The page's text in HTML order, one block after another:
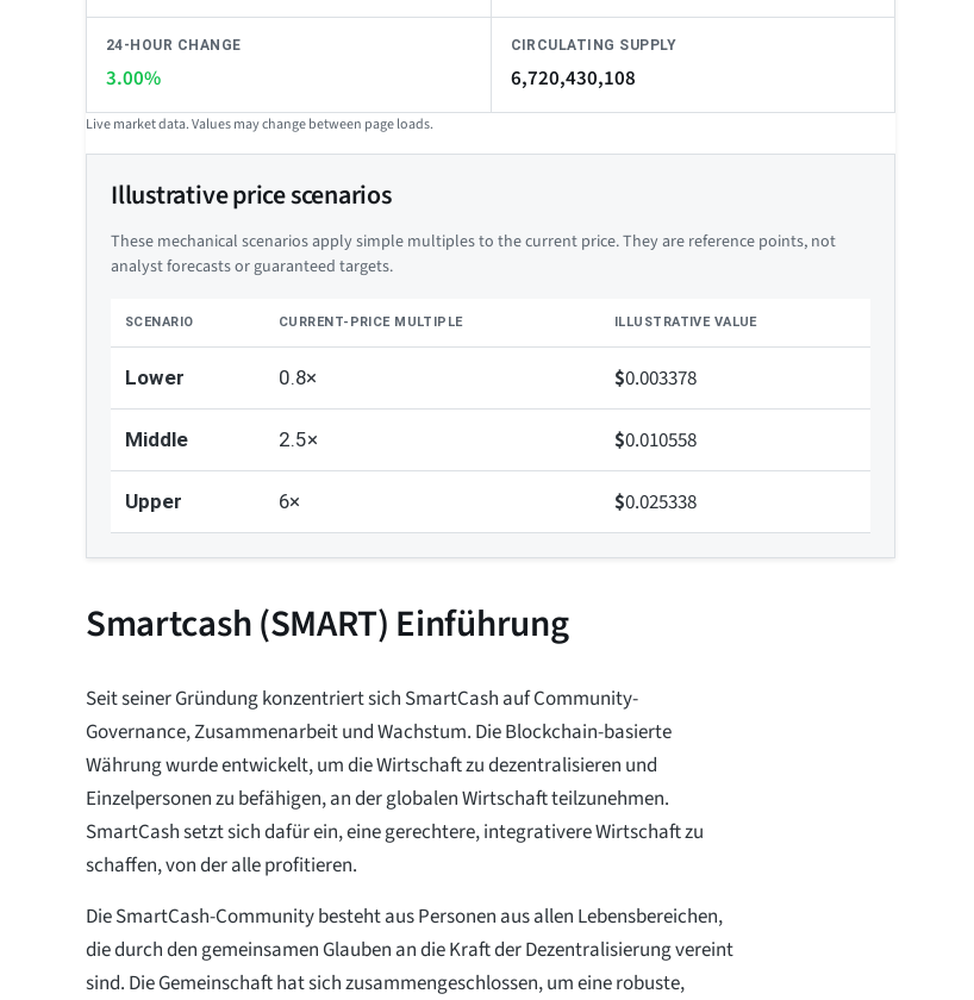
24-HOUR CHANGE
3.00%
CIRCULATING SUPPLY
6,720,430,108
Live market data. Values may change between page loads.
Illustrative price scenarios
These mechanical scenarios apply simple multiples to the current price. They are reference points, not
analyst forecasts or guaranteed targets.
SCENARIO CURRENT-PRICE MULTIPLE ILLUSTRATIVE VALUE
Lower 0.8× $0.003378
Middle 2.5× $0.010558
Upper 6× $0.025338
Smartcash (SMART) Einführung
Seit seiner Gründung konzentriert sich SmartCash auf Community-
Governance, Zusammenarbeit und Wachstum. Die Blockchain-basierte
Währung wurde entwickelt, um die Wirtschaft zu dezentralisieren und
Einzelpersonen zu befähigen, an der globalen Wirtschaft teilzunehmen.
SmartCash setzt sich dafür ein, eine gerechtere, integrativere Wirtschaft zu
schaffen, von der alle profitieren.
Die SmartCash-Community besteht aus Personen aus allen Lebensbereichen,
die durch den gemeinsamen Glauben an die Kraft der Dezentralisierung vereint
sind. Die Gemeinschaft hat sich zusammengeschlossen, um eine robuste,